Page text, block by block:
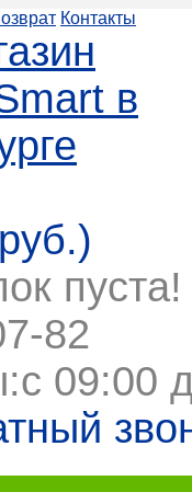
Контакты
пуста!
82
09:00